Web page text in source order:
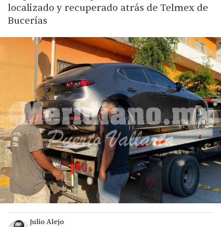
localizado y recuperado atrás de Telmex de
Bucerías
Julio Alejo